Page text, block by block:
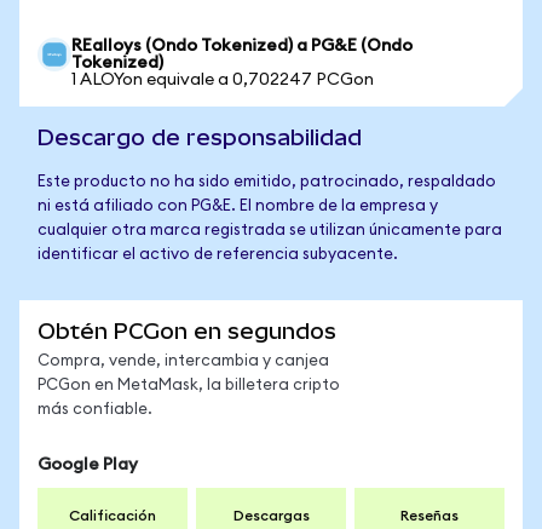
REalloys (Ondo Tokenized) a PG&E (Ondo
Tokenized)
1 ALOYon equivale a 0,702247 PCGon
Descargo de responsabilidad
Este producto no ha sido emitido, patrocinado, respaldado
ni está afiliado con PG&E. El nombre de la empresa y
cualquier otra marca registrada se utilizan únicamente para
identificar el activo de referencia subyacente.
Obtén PCGon en segundos
Compra, vende, intercambia y canjea
PCGon en MetaMask, la billetera cripto
más confiable.
Google Play
Calificación Descargas Reseñas